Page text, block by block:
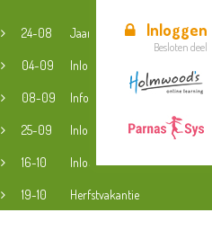
Inloggen
Besloten deel
24-08 Jaaropening
04-09 Inloopspreekuur jeugdconsulent
08-09 Informatieavond groep 3-8
25-09 Inloopspreekuur jeugdconsulent
16-10 Inloopspreekuur jeugdconsulent
19-10 Herfstvakantie